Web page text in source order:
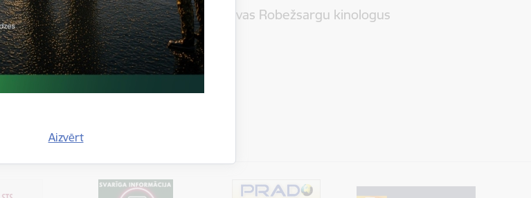
Aizvērt
Valsts robežsardze praksē uzņem Lietuvas Robežsargu kinologus
Skatīt vairāk